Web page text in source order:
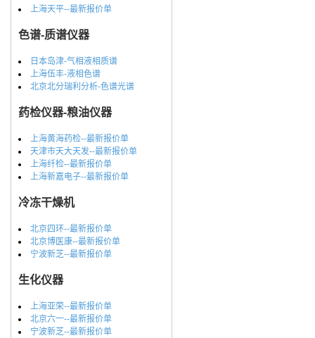
上海天平--最新报价单
色谱-质谱仪器
日本岛津-气相液相质谱
上海伍丰-液相色谱
北京北分瑞利分析-色谱光谱
药检仪器-粮油仪器
上海黄海药检--最新报价单
天津市天大天发--最新报价单
上海纤检--最新报价单
上海新嘉电子--最新报价单
冷冻干燥机
北京四环--最新报价单
北京博医康--最新报价单
宁波新芝--最新报价单
生化仪器
上海亚荣--最新报价单
北京六一--最新报价单
宁波新芝--最新报价单